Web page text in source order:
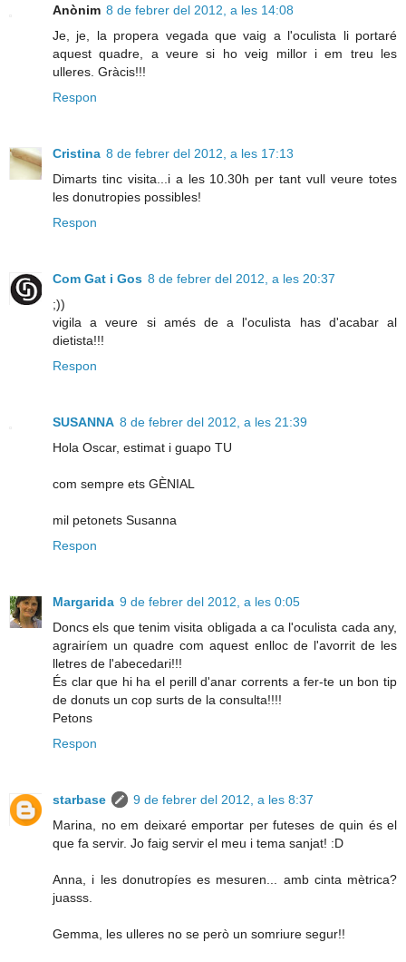
Anònim 8 de febrer del 2012, a les 14:08
Je, je, la propera vegada que vaig a l'oculista li portaré
aquest quadre, a veure si ho veig millor i em treu les
ulleres. Gràcis!!!
Respon
Cristina 8 de febrer del 2012, a les 17:13
Dimarts tinc visita...i a les 10.30h per tant vull veure totes
les donutropies possibles!
Respon
Com Gat i Gos 8 de febrer del 2012, a les 20:37
;))
vigila a veure si amés de a l'oculista has d'acabar al
dietista!!!
Respon
SUSANNA 8 de febrer del 2012, a les 21:39
Hola Oscar, estimat i guapo TU
com sempre ets GÈNIAL
mil petonets Susanna
Respon
Margarida 9 de febrer del 2012, a les 0:05
Doncs els que tenim visita obligada a ca l'oculista cada any,
agrairíem un quadre com aquest enlloc de l'avorrit de les
lletres de l'abecedari!!!
És clar que hi ha el perill d'anar corrents a fer-te un bon tip
de donuts un cop surts de la consulta!!!!
Petons
Respon
starbase
9 de febrer del 2012, a les 8:37
Marina, no em deixaré emportar per futeses de quin és el
que fa servir. Jo faig servir el meu i tema sanjat! :D
Anna, i les donutropíes es mesuren... amb cinta mètrica?
juasss.
Gemma, les ulleres no se però un somriure segur!!